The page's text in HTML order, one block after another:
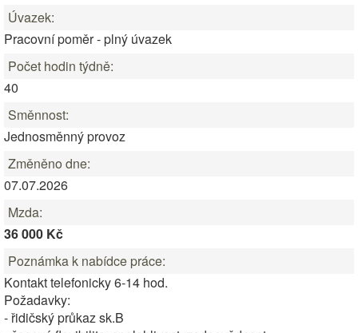
Úvazek:
Pracovní poměr - plný úvazek
Počet hodin týdně:
40
Směnnost:
Jednosměnný provoz
Změněno dne:
07.07.2026
Mzda:
36 000 Kč
Poznámka k nabídce práce:
Kontakt telefonicky 6-14 hod.
Požadavky:
- řidičský průkaz sk.B